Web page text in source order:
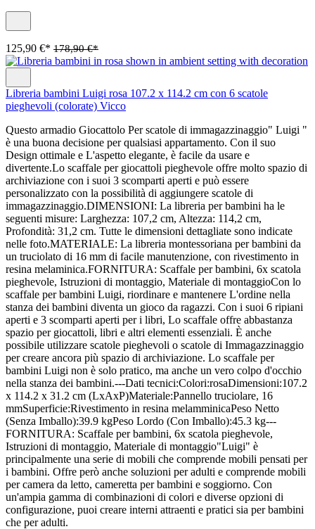
125,90 €* 178,90 €*
Libreria bambini Luigi rosa 107.2 x 114.2 cm con 6 scatole
pieghevoli (colorate) Vicco
Questo armadio Giocattolo Per scatole di immagazzinaggio" Luigi "
è una buona decisione per qualsiasi appartamento. Con il suo
Design ottimale e L'aspetto elegante, è facile da usare e
divertente.Lo scaffale per giocattoli pieghevole offre molto spazio di
archiviazione con i suoi 3 scomparti aperti e può essere
personalizzato con la possibilità di aggiungere scatole di
immagazzinaggio.DIMENSIONI: La libreria per bambini ha le
seguenti misure: Larghezza: 107,2 cm, Altezza: 114,2 cm,
Profondità: 31,2 cm. Tutte le dimensioni dettagliate sono indicate
nelle foto.MATERIALE: La libreria montessoriana per bambini da
un truciolato di 16 mm di facile manutenzione, con rivestimento in
resina melaminica.FORNITURA: Scaffale per bambini, 6x scatola
pieghevole, Istruzioni di montaggio, Materiale di montaggioCon lo
scaffale per bambini Luigi, riordinare e mantenere L'ordine nella
stanza dei bambini diventa un gioco da ragazzi. Con i suoi 6 ripiani
aperti e 3 scomparti aperti per i libri, Lo scaffale offre abbastanza
spazio per giocattoli, libri e altri elementi essenziali. È anche
possibile utilizzare scatole pieghevoli o scatole di Immagazzinaggio
per creare ancora più spazio di archiviazione. Lo scaffale per
bambini Luigi non è solo pratico, ma anche un vero colpo d'occhio
nella stanza dei bambini.---Dati tecnici:Colori:rosaDimensioni:107.2
x 114.2 x 31.2 cm (LxAxP)Materiale:Pannello truciolare, 16
mmSuperficie:Rivestimento in resina melamminicaPeso Netto
(Senza Imballo):39.9 kgPeso Lordo (Con Imballo):45.3 kg---
FORNITURA: Scaffale per bambini, 6x scatola pieghevole,
Istruzioni di montaggio, Materiale di montaggio"Luigi" è
principalmente una serie di mobili che comprende mobili pensati per
i bambini. Offre però anche soluzioni per adulti e comprende mobili
per camera da letto, cameretta per bambini e soggiorno. Con
un'ampia gamma di combinazioni di colori e diverse opzioni di
configurazione, puoi creare interni attraenti e pratici sia per bambini
che per adulti.